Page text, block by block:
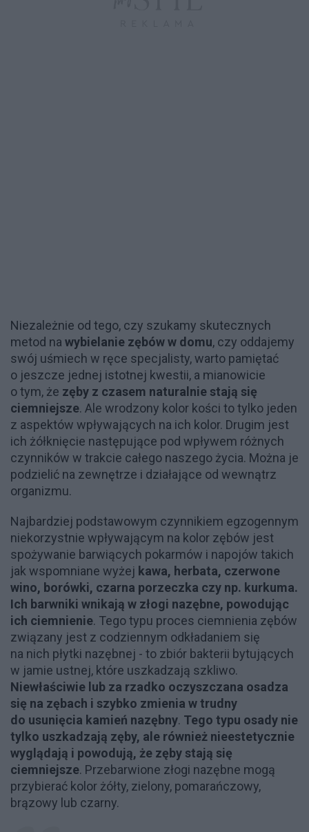
Niezależnie od tego, czy szukamy skutecznych
metod na wybielanie zębów w domu, czy oddajemy
swój uśmiech w ręce specjalisty, warto pamiętać
o jeszcze jednej istotnej kwestii, a mianowicie
o tym, że zęby z czasem naturalnie stają się
ciemniejsze. Ale wrodzony kolor kości to tylko jeden
z aspektów wpływających na ich kolor. Drugim jest
ich żółknięcie następujące pod wpływem różnych
czynników w trakcie całego naszego życia. Można je
podzielić na zewnętrze i działające od wewnątrz
organizmu.
Najbardziej podstawowym czynnikiem egzogennym
niekorzystnie wpływającym na kolor zębów jest
spożywanie barwiących pokarmów i napojów takich
jak wspomniane wyżej kawa, herbata, czerwone
wino, borówki, czarna porzeczka czy np. kurkuma.
Ich barwniki wnikają w złogi nazębne, powodując
ich ciemnienie. Tego typu proces ciemnienia zębów
związany jest z codziennym odkładaniem się
na nich płytki nazębnej - to zbiór bakterii bytujących
w jamie ustnej, które uszkadzają szkliwo.
Niewłaściwie lub za rzadko oczyszczana osadza
się na zębach i szybko zmienia w trudny
do usunięcia kamień nazębny. Tego typu osady nie
tylko uszkadzają zęby, ale również nieestetycznie
wyglądają i powodują, że zęby stają się
ciemniejsze. Przebarwione złogi nazębne mogą
przybierać kolor żółty, zielony, pomarańczowy,
brązowy lub czarny.